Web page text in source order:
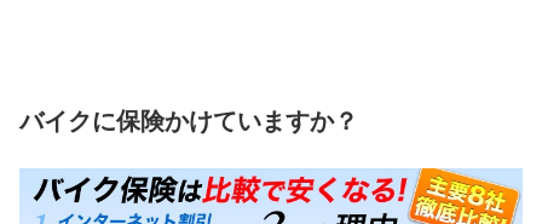
バイクに保険かけていますか？